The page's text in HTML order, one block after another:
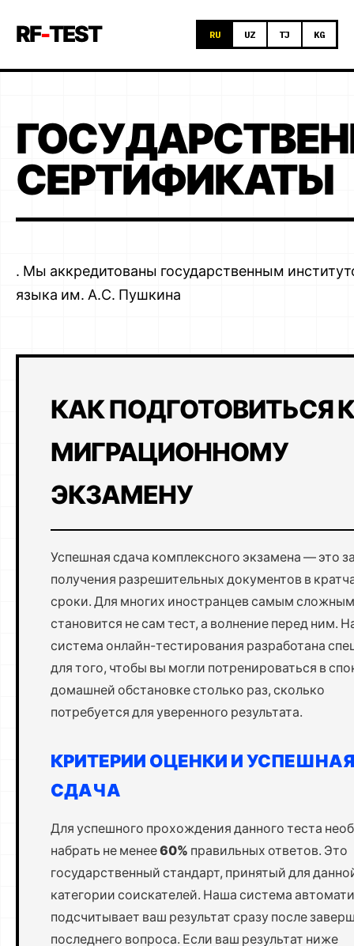
RF-TEST RU UZ TJ KG
СЕРТИФИКАТЫ
. Мы аккредитованы государственным
языка им. А.С. Пушкина
КАК ПОДГОТОВИТЬСЯ К
МИГРАЦИОННОМУ
ЭКЗАМЕНУ
Успешная сдача комплексного экзамена — это
получения разрешительных документов в
сроки. Для многих иностранцев самым
становится не сам тест, а волнение перед ним.
система онлайн-тестирования разработана
для того, чтобы вы могли потренироваться в
домашней обстановке столько раз, сколько
потребуется для уверенного результата.
КРИТЕРИИ ОЦЕНКИ И УСПЕШНАЯ
СДАЧА
Для успешного прохождения данного теста
набрать не менее60% правильных ответов. Это
государственный стандарт, принятый для
категории соискателей. Наша система
подсчитывает ваш результат сразу после
последнего вопроса. Если ваш результат ниже